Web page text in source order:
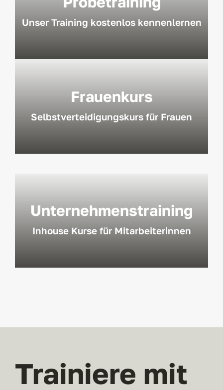
Unser Training kostenlos kennenlernen
Frauenkurs
Selbstverteidigungskurs für Frauen
Unternehmenstraining
Inhouse Kurse für Mitarbeiterinnen
Trainiere mit